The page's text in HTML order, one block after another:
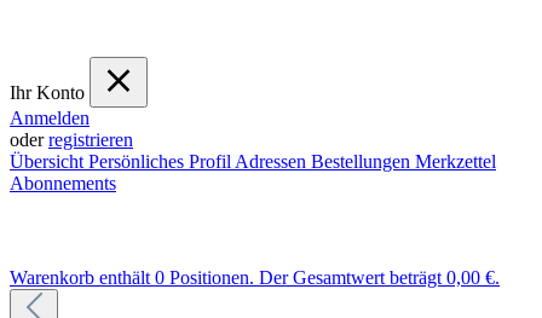
Ihr Konto
Anmelden
oderregistrieren
Übersicht Persönliches Profil Adressen Bestellungen Merkzettel
Abonnements
Warenkorb enthält 0 Positionen. Der Gesamtwert beträgt 0,00 €.